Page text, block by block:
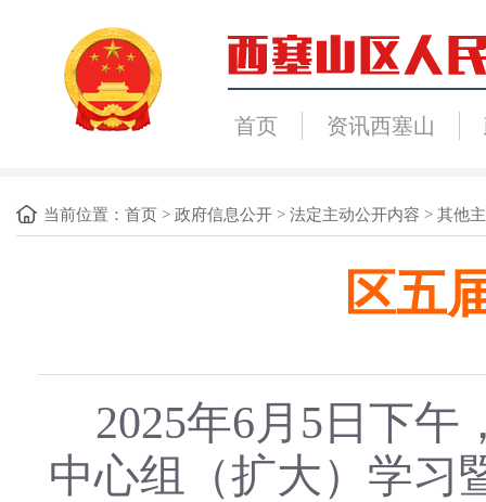
首页 资讯西塞山
当前位置： 首页 > 政府信息公开 > 法定主动公开内容 > 其他
区五
2025年6月5日下
中心组（扩大）学习